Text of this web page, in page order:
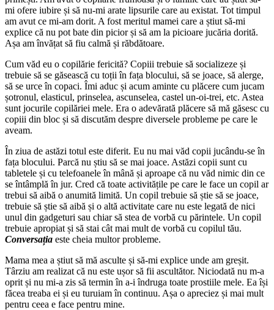
mi ofere iubire și să nu-mi arate lipsurile care au existat. Tot timpul
am avut ce mi-am dorit. A fost meritul mamei care a știut să-mi
explice că nu pot bate din picior și să am la picioare jucăria dorită.
Așa am învățat să fiu calmă și răbdătoare.
Cum văd eu o copilărie fericită? Copiii trebuie să socializeze și
trebuie să se găsească cu toții în fața blocului, să se joace, să alerge,
să se urce în copaci. Îmi aduc și acum aminte cu plăcere cum jucam
șotronul, elasticul, prinselea, ascunselea, castel un-oi-trei, etc. Astea
sunt jocurile copilăriei mele. Era o adevărată plăcere să mă găsesc cu
copiii din bloc și să discutăm despre diversele probleme pe care le
aveam.
În ziua de astăzi totul este diferit. Eu nu mai văd copii jucându-se în
fața blocului. Parcă nu știu să se mai joace. Astăzi copii sunt cu
tabletele și cu telefoanele în mână și aproape că nu văd nimic din ce
se întâmplă în jur. Cred că toate activitățile pe care le face un copil ar
trebui să aibă o anumită limită. Un copil trebuie să știe să se joace,
trebuie să știe să aibă și o altă activitate care nu este legată de nici
unul din gadgeturi sau chiar să stea de vorbă cu părintele. Un copil
trebuie apropiat și să stai cât mai mult de vorbă cu copilul tău.
Conversația este cheia multor probleme.
Mama mea a știut să mă asculte și să-mi explice unde am greșit.
Târziu am realizat că nu este ușor să fii ascultător. Niciodată nu m-a
oprit și nu mi-a zis să termin în a-i îndruga toate prostiile mele. Ea își
făcea treaba ei și eu turuiam în continuu. Așa o apreciez și mai mult
pentru ceea e face pentru mine.